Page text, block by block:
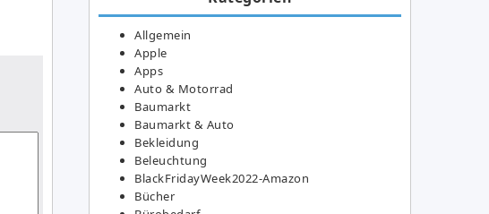
Allgemein
Apple
Apps
Auto & Motorrad
Baumarkt
Baumarkt & Auto
Bekleidung
Beleuchtung
BlackFridayWeek2022-Amazon
Bücher